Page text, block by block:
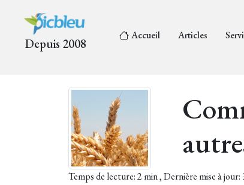
Depuis 2008
Accueil Articles
Temps de lecture: 2 min , Dernière mise à